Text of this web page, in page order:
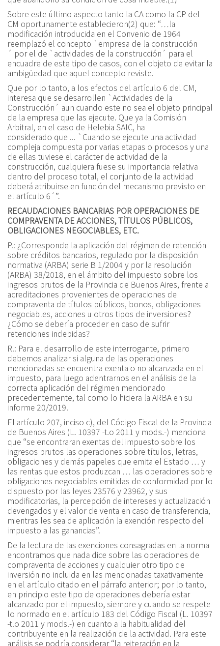
Sobre este último aspecto tanto la CA como la CP del
CM oportunamente establecieron(2) que: “…la
modificación introducida en el Convenio de 1964
reemplazó el concepto ` empresa de la construcción
´ por el de ` actividades de la construcción ´ para el
encuadre de este tipo de casos, con el objeto de evitar la
ambigüedad que aquel concepto reviste.
Que por lo tanto, a los efectos del artículo 6 del CM,
interesa que se desarrollen `Actividades de la
Construcción ´ aun cuando este no sea el objeto principal
de la empresa que las ejecute. Que ya la Comisión
Arbitral, en el caso de Helebia SAIC, ha
considerado que ... ` Cuando se ejecute una actividad
compleja compuesta por varias etapas o procesos y una
de ellas tuviese el carácter de actividad de la
construcción, cualquiera fuese su importancia relativa
dentro del proceso total, el conjunto de la actividad
deberá atribuirse en función del mecanismo previsto en
el artículo 6 ´”.
RECAUDACIONES BANCARIAS POR OPERACIONES DE
COMPRAVENTA DE ACCIONES, TÍTULOS PÚBLICOS,
OBLIGACIONES NEGOCIABLES, ETC.
P.: ¿Corresponde la aplicación del régimen de retención
sobre créditos bancarios, regulado por la disposición
normativa (ARBA) serie B 1/2004 y por la resolución
(ARBA) 38/2018, en el ámbito del impuesto sobre los
ingresos brutos de la Provincia de Buenos Aires, frente a
acreditaciones provenientes de operaciones de
compraventa de títulos públicos, bonos, obligaciones
negociables, acciones u otros tipos de inversiones?
¿Cómo se debería proceder en caso de sufrir
retenciones indebidas?
R.: Para el desarrollo de este interrogante, primero
debemos analizar si alguna de las operaciones
mencionadas se encuentra exenta o no alcanzada en el
impuesto, para luego adentrarnos en el análisis de la
correcta aplicación del régimen mencionado
precedentemente, tal como lo hiciera la ARBA en su
informe 20/2019.
El artículo 207, inciso c), del Código Fiscal de la Provincia
de Buenos Aires (L. 10397 -t.o 2011 y mods.-) menciona
que “se encontraran exentas del impuesto sobre los
ingresos brutos las operaciones sobre títulos, letras,
obligaciones y demás papeles que emita el Estado … y
las rentas que estos produzcan … las operaciones sobre
obligaciones negociables emitidas de conformidad por lo
dispuesto por las leyes 23576 y 23962, y sus
modificatorias, la percepción de intereses y actualización
devengados y el valor de venta en caso de transferencia,
mientras les sea de aplicación la exención respecto del
impuesto a las ganancias”.
De la lectura de las exenciones consagradas en la norma
encontramos que nada dice sobre las operaciones de
compraventa de acciones y cualquier otro tipo de
inversión no incluida en las mencionadas taxativamente
en el artículo citado en el párrafo anterior; por lo tanto,
en principio este tipo de operaciones debería estar
alcanzado por el impuesto, siempre y cuando se respete
lo normado en el artículo 183 del Código Fiscal (L. 10397
-t.o 2011 y mods.-) en cuanto a la habitualidad del
contribuyente en la realización de la actividad. Para este
análisis se podría considerar“la reiteración en la